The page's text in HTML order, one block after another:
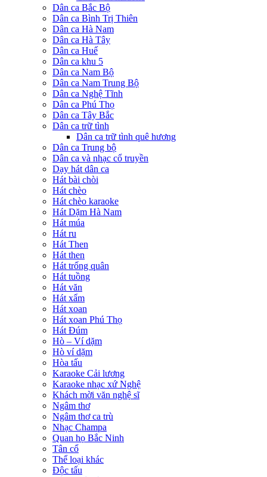
Dân ca Bắc Bộ
Dân ca Bình Trị Thiên
Dân ca Hà Nam
Dân ca Hà Tây
Dân ca Huế
Dân ca khu 5
Dân ca Nam Bộ
Dân ca Nam Trung Bộ
Dân ca Nghệ Tĩnh
Dân ca Phú Thọ
Dân ca Tây Bắc
Dân ca trữ tình
Dân ca trữ tình quê hương
Dân ca Trung bộ
Dân ca và nhạc cổ truyền
Dạy hát dân ca
Hát bài chòi
Hát chèo
Hát chèo karaoke
Hát Dặm Hà Nam
Hát múa
Hát ru
Hát Then
Hát then
Hát trống quân
Hát tuồng
Hát văn
Hát xẩm
Hát xoan
Hát xoan Phú Thọ
Hát Đúm
Hò – Ví dặm
Hò ví dặm
Hòa tấu
Karaoke Cải lương
Karaoke nhạc xứ Nghệ
Khách mời văn nghệ sĩ
Ngâm thơ
Ngâm thơ ca trù
Nhạc Champa
Quan họ Bắc Ninh
Tân cổ
Thể loại khác
Độc tấu